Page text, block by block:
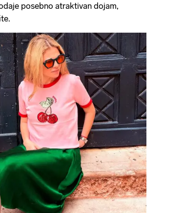
posebno atraktivan dojam,